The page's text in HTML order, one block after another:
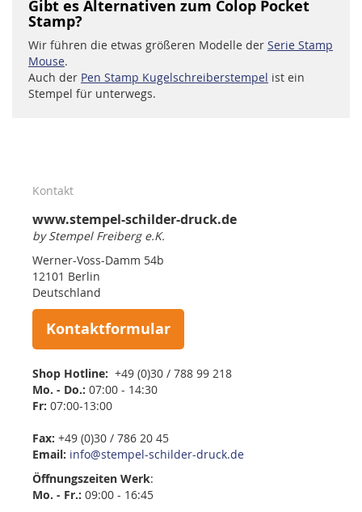
Gibt es Alternativen zum Colop Pocket
Stamp?
Wir führen die etwas größeren Modelle der Serie Stamp
Mouse.
Auch der Pen Stamp Kugelschreiberstempel ist ein
Stempel für unterwegs.
Kontakt
www.stempel-schilder-druck.de
by Stempel Freiberg e.K.
Werner-Voss-Damm 54b
12101 Berlin
Deutschland
Kontaktformular
Shop Hotline: +49 (0)30 / 788 99 218
Mo. - Do.: 07:00 - 14:30
Fr: 07:00-13:00
Fax: +49 (0)30 / 786 20 45
Email: info@stempel-schilder-druck.de
Öffnungszeiten Werk:
Mo. - Fr.: 09:00 - 16:45